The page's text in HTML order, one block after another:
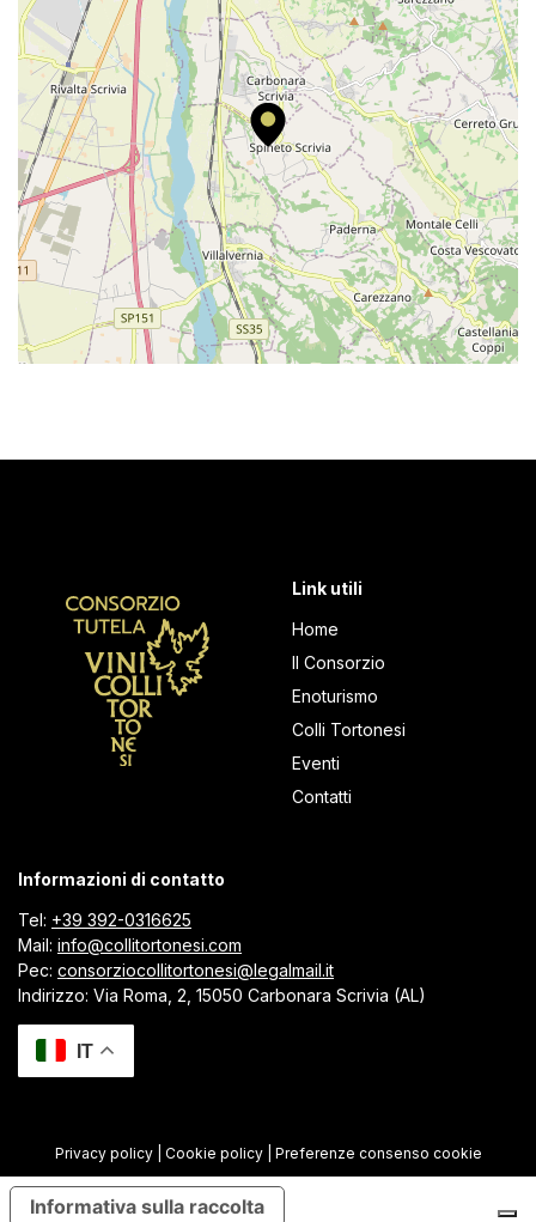
Link utili
Home
Il Consorzio
Enoturismo
Colli Tortonesi
Eventi
Contatti
Informazioni di contatto
Tel: +39 392-0316625
Mail: info@collitortonesi.com
Pec: consorziocollitortonesi@legalmail.it
Indirizzo: Via Roma, 2, 15050 Carbonara Scrivia (AL)
IT
Privacy policy| Cookie policy| Preferenze consenso cookie
Informativa sulla raccolta